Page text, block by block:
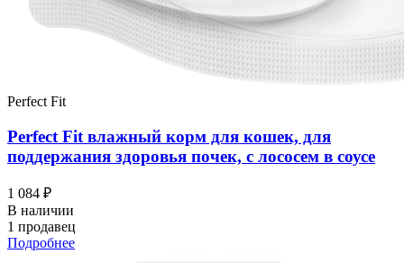
Perfect Fit
Perfect Fit влажный корм для кошек, для
поддержания здоровья почек, с лососем в соусе
1 084 ₽
В наличии
1 продавец
Подробнее